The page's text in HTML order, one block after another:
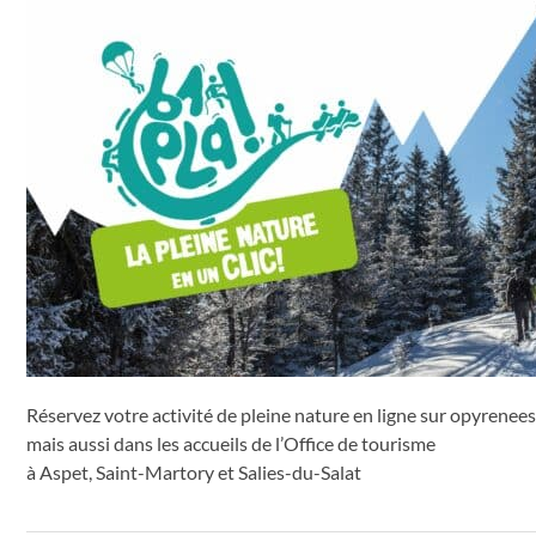
Réservez votre activité de pleine nature en ligne sur
mais aussi dans les accueils de l’Office de tourisme
à Aspet, Saint-Martory et Salies-du-Salat